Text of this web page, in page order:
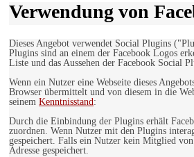
Verwendung von
Dieses Angebot verwendet Social Plugins
Plugins sind an einem der Facebook Logos
Liste und das Aussehen der Facebook Social
Wenn ein Nutzer eine Webseite dieses
Browser übermittelt und von diesem in die
seinem Kenntnisstand:
Durch die Einbindung der Plugins erhält
zuordnen. Wenn Nutzer mit den Plugins
gespeichert. Falls ein Nutzer kein Mitglied
Adresse gespeichert.